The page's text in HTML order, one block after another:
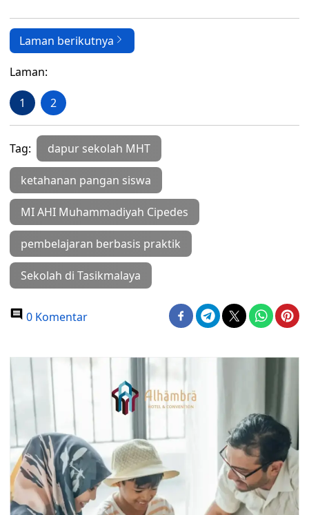
Laman berikutnya
Laman:
1 2
Tag: dapur sekolah MHT
ketahanan pangan siswa
MI AHI Muhammadiyah Cipedes
pembelajaran berbasis praktik
Sekolah di Tasikmalaya
0 Komentar